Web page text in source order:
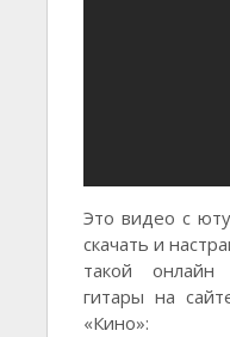
Это видео с
скачать и
такой
гитары на
«Кино»: